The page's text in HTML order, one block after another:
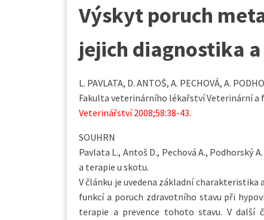
Výskyt poruch
jejich diagnostika
L. PAVLATA, D. ANTOŠ, A. PECHOVÁ, A.
Fakulta veterinárního lékařství Veterinární a
Veterinářství 2008;58:38-43.
SOUHRN
Pavlata L., Antoš D., Pechová A.,
a terapie u skotu.
V článku je uvedena základní
funkcí a poruch zdravotního stavu při
terapie a prevence tohoto stavu. V další